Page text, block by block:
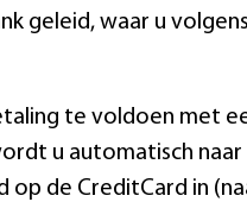
geleid, waar u
te voldoen met
u automatisch
op de CreditCard in